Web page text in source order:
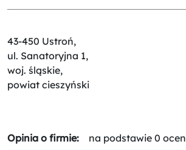
43-450 Ustroń,
ul. Sanatoryjna 1,
woj. śląskie,
powiat cieszyński
Opinia o firmie: na podstawie 0 ocen